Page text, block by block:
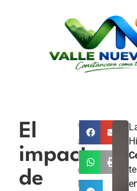
El
impacto
de
V
a
ll
e